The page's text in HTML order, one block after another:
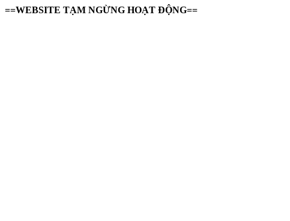
==WEBSITE TẠM NGỪNG HOẠT ĐỘNG==